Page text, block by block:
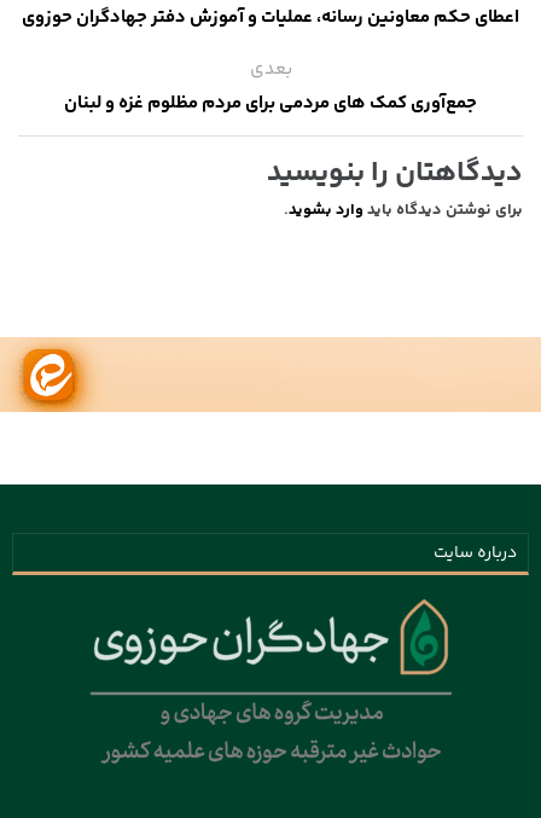
اعطای حکم معاونین رسانه، عملیات و آموزش دفتر جهادگران حوزوی
بعدی
جمع‌آوری کمک های مردمی برای مردم مظلوم غزه و لبنان
دیدگاهتان را بنویسید
برای نوشتن دیدگاه باید وارد بشوید.
درباره سایت